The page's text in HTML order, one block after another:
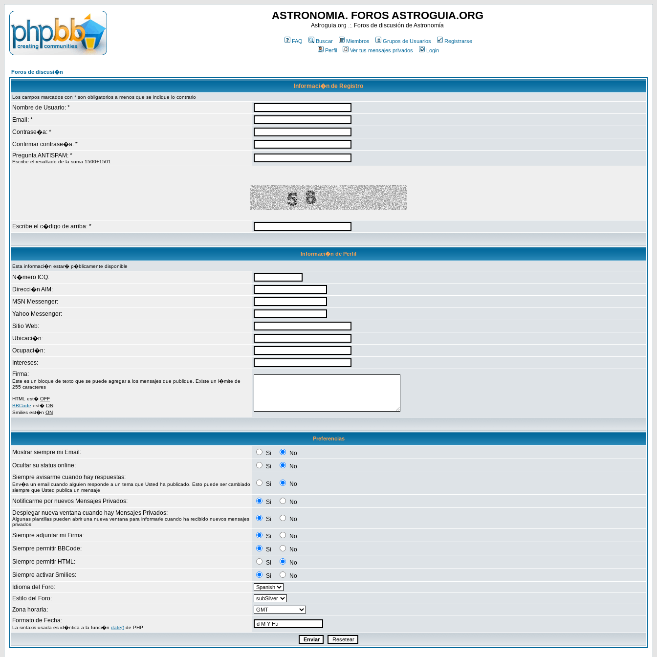
ASTRONOMIA. FOROS ASTROGUIA.ORG
Astroguia.org .:. Foros de discusión de Astronomía
FAQ Buscar Miembros Grupos de Usuarios
Registrarse
Perfil
Ver tus mensajes privados Login
Foros de discusi�n
Informaci�n de Registro
Los campos marcados con * son obligatorios a menos que se indique lo contrario
Nombre de Usuario: *
Email: *
Contrase�a: *
Confirmar contrase�a: *
Pregunta ANTISPAM: *
Escribe el resultado de la suma 1500+1501
Escribe el c�digo de arriba: *
Informaci�n de Perfil
Esta informaci�n estar� p�blicamente disponible
N�mero ICQ:
Direcci�n AIM:
MSN Messenger:
Yahoo Messenger:
Sitio Web:
Ubicaci�n:
Ocupaci�n:
Intereses:
Firma:
Este es un bloque de texto que se puede agregar a los mensajes que publique. Existe un l�mite de
255 caracteres
HTML est� OFF
BBCode est� ON
Smilies est�n ON
Preferencias
Mostrar siempre mi Email: Si
No
Ocultar su status online:
Si
No
Siempre avisarme cuando hay respuestas:
Env�a un email cuando alguien responde a un tema que Usted ha publicado. Esto puede ser cambiado
siempre que Usted publica un mensaje
Si No
Notificarme por nuevos Mensajes Privados: Si
No
Desplegar nueva ventana cuando hay Mensajes Privados:
Algunas plantillas pueden abrir una nueva ventana para informarle cuando ha recibido nuevos mensajes
privados
Si No
Siempre adjuntar mi Firma: Si
No
Siempre permitir BBCode:
Si
No
Siempre permitir HTML:
Si
No
Siempre activar Smilies:
Si
No
Idioma del Foro:
Estilo del Foro:
Zona horaria:
Formato de Fecha:
La sintaxis usada es id�ntica a la funci�n date() de PHP